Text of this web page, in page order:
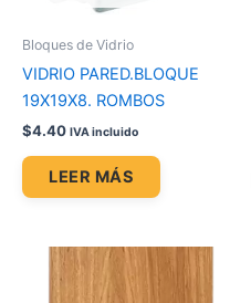
Bloques de Vidrio
VIDRIO PARED.BLOQUE
19X19X8. ROMBOS
$4.40 IVA incluido
LEER MÁS